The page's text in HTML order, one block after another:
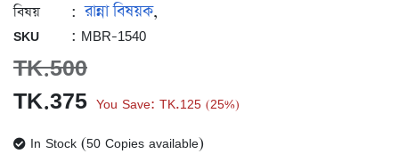
বিষয় : রান্না বিষয়ক,
SKU : MBR-1540
TK.500
Original
price
TK.375Current
price
You Save: TK.125 (25%)
In Stock (50 Copies available)